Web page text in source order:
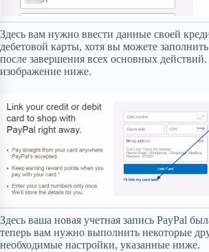
Здесь вам нужно ввести данные своей
дебетовой карты, хотя вы можете
после завершения всех основных
изображение ниже.
Здесь ваша новая учетная запись PayPal
теперь вам нужно выполнить некоторые
необходимые настройки, указанные ниже.